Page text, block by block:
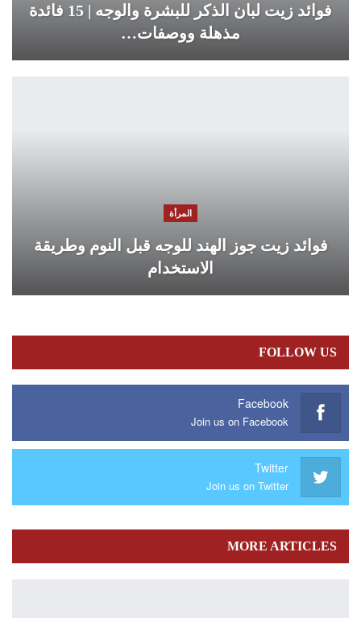
فوائد زيت لبان الذكر للبشرة والوجه | 15 فائدة
مذهلة ووصفات…
المرأة
فوائد زيت جوز الهند للوجه قبل النوم وطريقة
الاستخدام
FOLLOW US
Facebook
Join us on Facebook
Twitter
Join us on Twitter
MORE ARTICLES